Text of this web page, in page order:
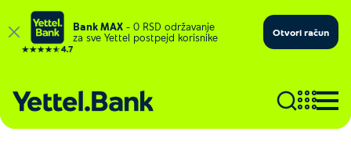
Bank MAX – 0 RSD održavanje
za sve Yettel postpejd korisnike
Otvori račun